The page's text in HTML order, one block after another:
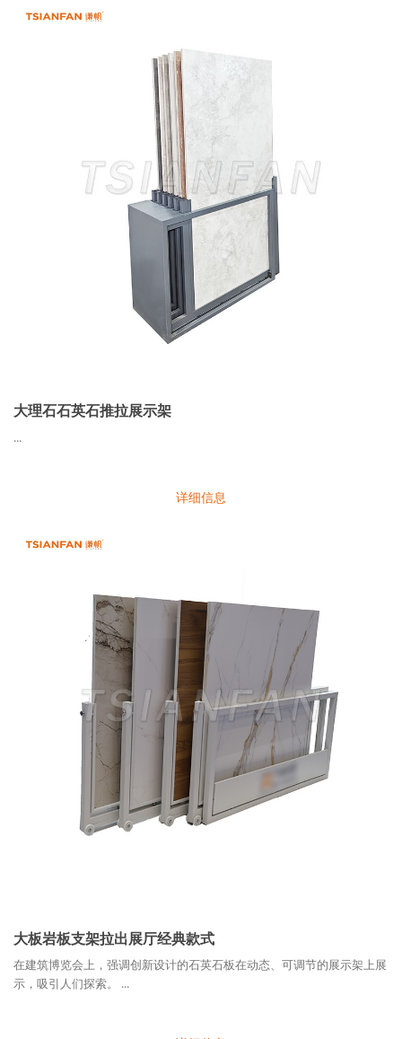
大理石石英石推拉展示架
...
详细信息
大板岩板支架拉出展厅经典款式
在建筑博览会上，强调创新设计的石英石板在动态、可调节的展示架上展
示，吸引人们探索。 ...